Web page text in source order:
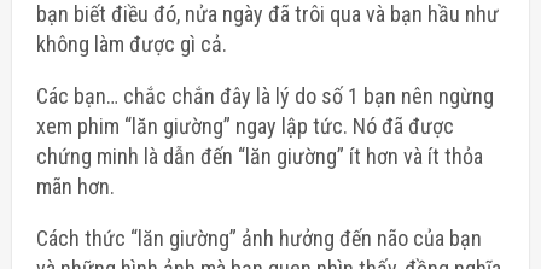
bạn biết điều đó, nửa ngày đã trôi qua và bạn hầu như
không làm được gì cả.
Các bạn… chắc chắn đây là lý do số 1 bạn nên ngừng
xem phim “lăn giường” ngay lập tức. Nó đã được
chứng minh là dẫn đến “lăn giường” ít hơn và ít thỏa
mãn hơn.
Cách thức “lăn giường” ảnh hưởng đến não của bạn